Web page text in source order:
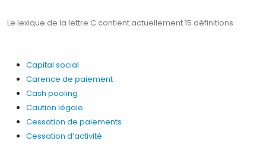
Le lexique de la lettre C contient actuellement 15 définitions
Capital social
Carence de paiement
Cash pooling
Caution légale
Cessation de paiements
Cessation d’activité